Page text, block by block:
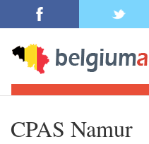
CPAS Namur